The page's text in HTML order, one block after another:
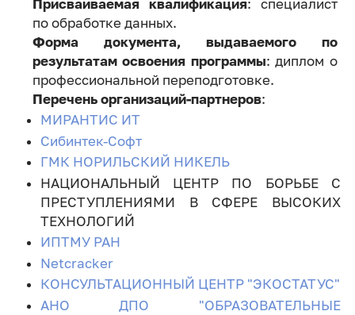
Присваиваемая квалификация: специалист
по обработке данных.
Форма документа, выдаваемого по
результатам освоения программы: диплом о
профессиональной переподготовке.
Перечень организаций-партнеров:
МИРАНТИС ИТ
Сибинтек-Софт
ГМК НОРИЛЬСКИЙ НИКЕЛЬ
НАЦИОНАЛЬНЫЙ ЦЕНТР ПО БОРЬБЕ С
ПРЕСТУПЛЕНИЯМИ В СФЕРЕ ВЫСОКИХ
ТЕХНОЛОГИЙ
ИПТМУ РАН
Netcracker
КОНСУЛЬТАЦИОННЫЙ ЦЕНТР "ЭКОСТАТУС"
АНО ДПО "ОБРАЗОВАТЕЛЬНЫЕ